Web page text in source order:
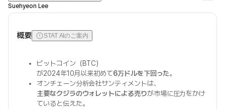
Suehyeon Lee
概要 STAT AIのご案内
ビットコイン（BTC）
が2024年10月以来初めて6万ドルを下回った。
オンチェーン分析会社サンティメントは、
主要なクジラのウォレットによる売りが市場に圧力をかけ
ていると伝えた。